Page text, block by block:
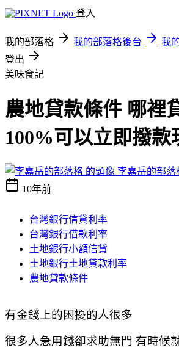
登入
我的部落格 我的部落格後台
我
登出
美味食記
農地貸款條件 哪裡
100%可以立即撥款
李嘉岳的部落
10年前
台灣銀行信貸利率
台灣銀行借款利率
土地銀行小額信貸
土地銀行土地貸款利率
農地貸款條件
有金錢上的困擾的人很多
很多人急用錢卻求助無門 有時候